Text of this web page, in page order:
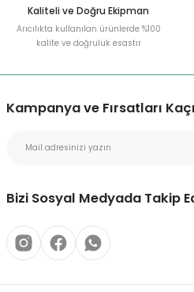
Kaliteli ve Doğru Ekipman
Arıcılıkta kullanılan ürünlerde %100
kalite ve doğruluk esastır
Kampanya ve Fırsatları
Bizi Sosyal Medyada Takip